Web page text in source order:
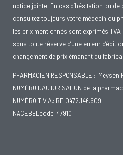
notice jointe. En cas d’hésitation ou de
consultez toujours votre médecin ou
les prix mentionnés sont exprimés
sous toute réserve d’une erreur
changement de prix émanant du
PHARMACIEN RESPONSABLE :: Meysen
NUMÉRO D'AUTORISATION de la
NUMÉRO T.V.A.: BE 0472.146.609
NACEBELcode: 47910